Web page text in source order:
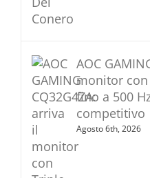
AOC
monitor con
fino a 500
competitivo
Agosto 6th, 2026